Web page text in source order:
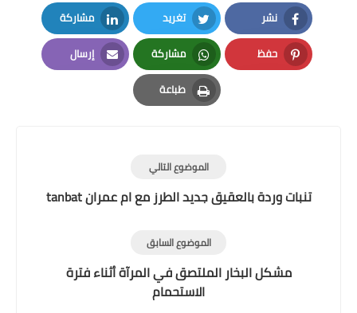
نشر
Facebook
تغريد
Twitter
مشاركة
LinkedIn
حفظ
Pinterest
مشاركة
Whatsapp
إرسال
Email
طباعة
Print
الموضوع التالي
تنبات وردة بالعقيق جديد الطرز مع ام عمران tanbat
الموضوع السابق
مشكل البخار الملتصق في المرآة أثناء فترة
الاستحمام